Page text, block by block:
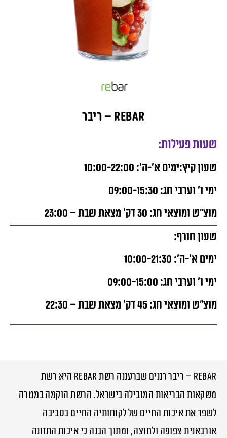
rebar – ריבר
שעות פעילות:
שעון קיץ:ימים א’-ה’: 10:00-22:00
ימי ו’ וערבי חג: 09:00-15:30
מוצ”ש ומוצאי חג: 30 דק’ מצאת שבת – 23:00
שעון חורף:
ימים א’-ה’: 10:00-21:30
ימי ו’ וערבי חג: 09:00-15:00
מוצ”ש ומוצאי חג: 45 דק’ מצאת שבת – 22:30
rebar – ריבר רננים שברעננה רשת rebar היא רשת
משקאות הבריאות המובילה בישראל. הרשת הוקמה במטרה
לשפר את איכות החיים של לקוחותיה החיים בסביבה
אורבאנית צפופה ולחוצה, ומתוך הבנה כי איכות התזונה